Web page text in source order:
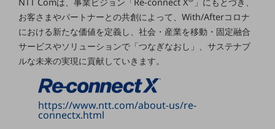
その他の業界はこちら
ゲーム感覚で見つける
ビジネスお悩み診断
NTTドコモビジネス
オンラインショップ
モバイル・ICTサービスをオンラインで
相談・申し込みができるバーチャルショップ
法人向けモバイルトップ
はじめての方へ
サービス・商品を探す
お客さまやパートナーとの共創によって、With/Afterコロナ
における新たな価値を定義し、社会・産業を移動・固定融合
サービスやソリューションで「つなぎなおし」、サステナブ
ルな未来の実現に貢献していきます。
https://www.ntt.com/about-us/re-
connectx.html